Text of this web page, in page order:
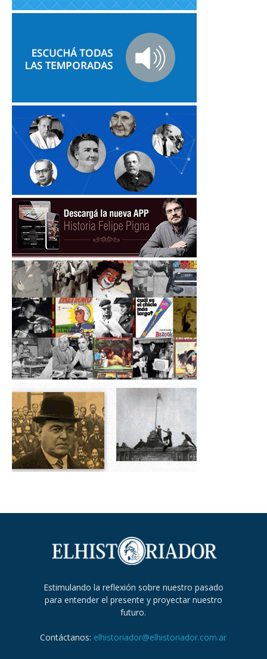
Estimulando la reflexión sobre nuestro pasado
para entender el presente y proyectar nuestro
futuro.
Contáctanos: elhistoriador@elhistoriador.com.ar